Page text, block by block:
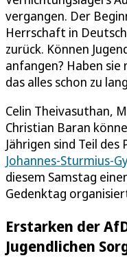
vergangen. Der
Herrschaft in
zurück. Können
anfangen? Haben sie
das alles schon zu
Celin Theivasuthan,
Christian Baran
Jährigen sind Teil
Johannes-Sturmius-
diesem Samstag
Gedenktag
Erstarken der
Jugendlichen